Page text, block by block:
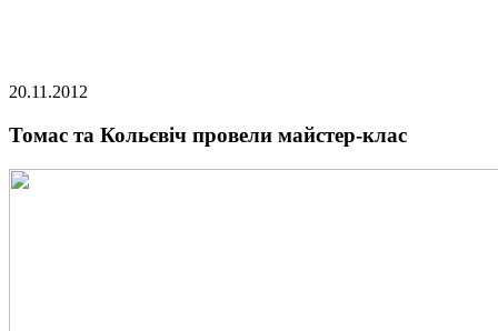
20.11.2012
Томас та Кольєвіч провели майстер-клас